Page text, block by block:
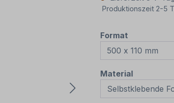
Produktionszeit 2-5
Format
Materialauswählen